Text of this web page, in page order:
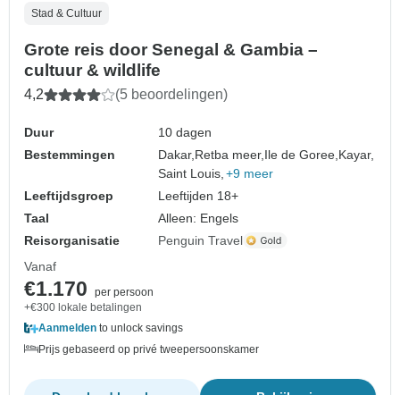
Stad & Cultuur
Grote reis door Senegal & Gambia –
cultuur & wildlife
4,2 (5 beoordelingen)
Duur
10 dagen
Bestemmingen
Dakar, Retba meer, Ile de Goree, Kayar,
Saint Louis, +9 meer
Leeftijdsgroep
Leeftijden 18+
Taal
Alleen: Engels
Reisorganisatie
Penguin Travel
Vanaf
€1.170
per persoon
+€300 lokale betalingen
Aanmelden to unlock savings
Prijs gebaseerd op privé tweepersoonskamer